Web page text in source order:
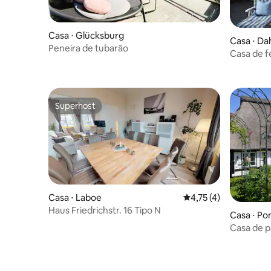
Casa ⋅ Glücksburg
Peneira de tubarão
Casa ⋅
Casa de
Superhost
Superhost
Casa ⋅ Laboe 4,75 de uma
4,75 (4)
Haus Friedrichstr. 16 Tipo N
Casa ⋅
Casa de